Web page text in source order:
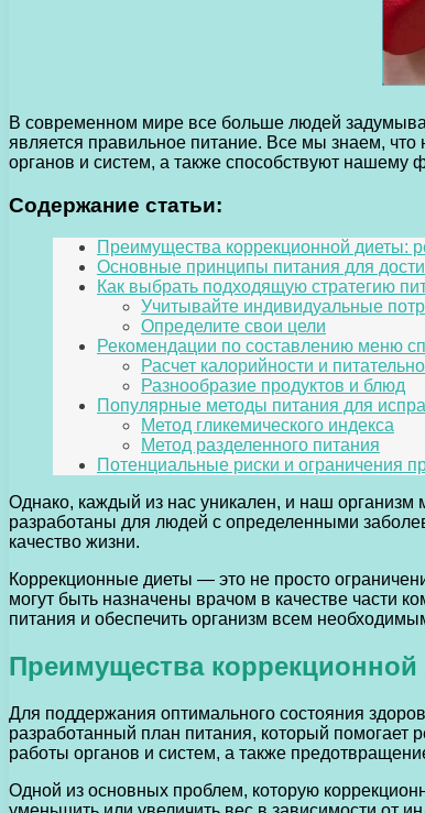
В современном мире все больше людей
является правильное питание. Все мы знаем,
органов и систем, а также способствуют нашему
Содержание статьи:
Преимущества коррекционной диеты:
Основные принципы питания для
Как выбрать подходящую стратегию
Учитывайте индивидуальные
Определите свои цели
Рекомендации по составлению меню
Расчет калорийности и
Разнообразие продуктов и блюд
Популярные методы питания для
Метод гликемического индекса
Метод разделенного питания
Потенциальные риски и ограничения
Однако, каждый из нас уникален, и наш
разработаны для людей с определенными
качество жизни.
Коррекционные диеты — это не просто
могут быть назначены врачом в качестве части
питания и обеспечить организм всем
Преимущества
Для поддержания оптимального состояния
разработанный план питания, который
работы органов и систем, а также
Одной из основных проблем, которую